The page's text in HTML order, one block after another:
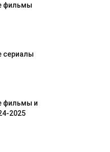
фильмы
фильмы и
2025